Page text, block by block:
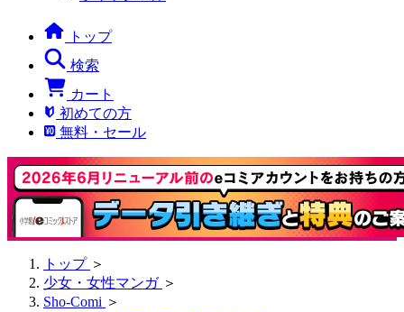
トップ
検索
カート
初めての方
無料・セール
トップ ＞
少女・女性マンガ ＞
Sho-Comi ＞